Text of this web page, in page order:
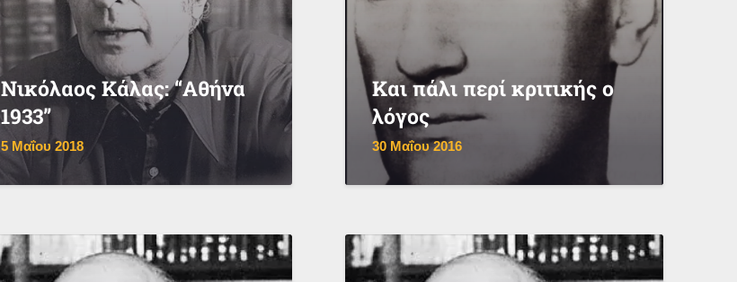
Νικόλαος Κάλας: “Αθήνα
1933”
5 Μαΐου 2018
Και πάλι περί κριτικής ο
λόγος
30 Μαΐου 2016